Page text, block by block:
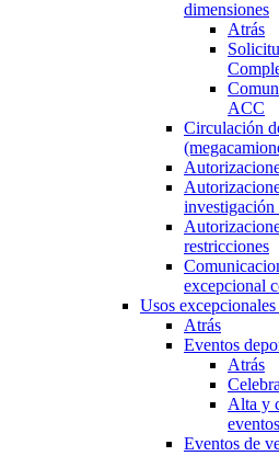
dimensiones
Atrás
ACC
Circulación
restricciones
excepcional
Usos
Atrás
Eventos
Atrás
Alta y
Eventos de